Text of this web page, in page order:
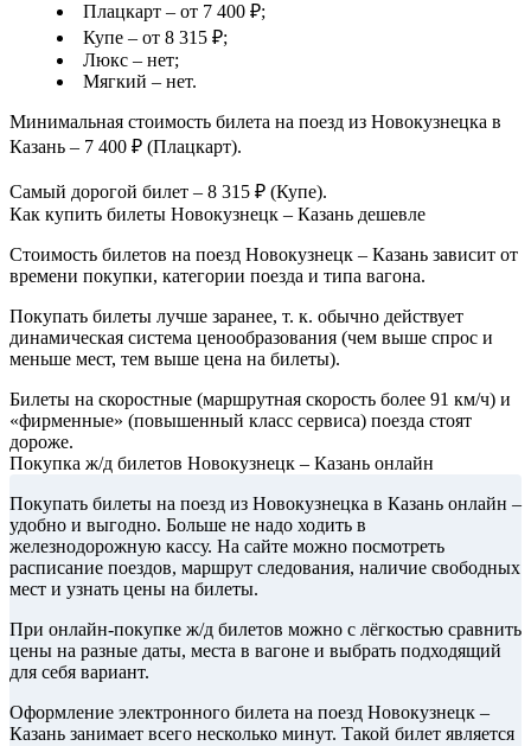
Плацкарт – от 7 400 ₽;
Купе – от 8 315 ₽;
Люкс – нет;
Мягкий – нет.
Минимальная стоимость билета на поезд из Новокузнецка в
Казань – 7 400 ₽ (Плацкарт).
Самый дорогой билет – 8 315 ₽ (Купе).
Как купить билеты Новокузнецк – Казань дешевле
Стоимость билетов на поезд Новокузнецк – Казань зависит от
времени покупки, категории поезда и типа вагона.
Покупать билеты лучше заранее, т. к. обычно действует
динамическая система ценообразования (чем выше спрос и
меньше мест, тем выше цена на билеты).
Билеты на скоростные (маршрутная скорость более 91 км/ч) и
«фирменные» (повышенный класс сервиса) поезда стоят
дороже.
Покупка ж/д билетов Новокузнецк – Казань онлайн
Покупать билеты на поезд из Новокузнецка в Казань онлайн –
удобно и выгодно. Больше не надо ходить в
железнодорожную кассу. На сайте можно посмотреть
расписание поездов, маршрут следования, наличие свободных
мест и узнать цены на билеты.
При онлайн-покупке ж/д билетов можно с лёгкостью сравнить
цены на разные даты, места в вагоне и выбрать подходящий
для себя вариант.
Оформление электронного билета на поезд Новокузнецк –
Казань занимает всего несколько минут. Такой билет является